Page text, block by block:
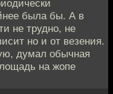
была бы. А в
не трудно, не
но и от везения.
думал обычная
на жопе